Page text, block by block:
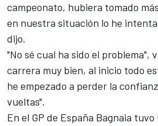
campeonato, hubiera tomado
en nuestra situación lo he
dijo.
"No sé cual ha sido el problema",
carrera muy bien, al inicio todo
he empezado a perder la
vueltas".
En el GP de España Bagnaia